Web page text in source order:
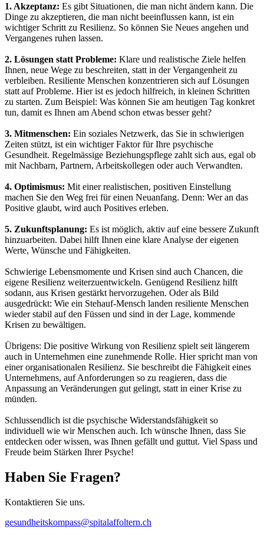
1. Akzeptanz: Es gibt Situationen, die man nicht ändern kann. Die
Dinge zu akzeptieren, die man nicht beeinflussen kann, ist ein
wichtiger Schritt zu Resilienz. So können Sie Neues angehen und
Vergangenes ruhen lassen.
2. Lösungen statt Probleme: Klare und realistische Ziele helfen
Ihnen, neue Wege zu beschreiten, statt in der Vergangenheit zu
verbleiben. Resiliente Menschen konzentrieren sich auf Lösungen
statt auf Probleme. Hier ist es jedoch hilfreich, in kleinen Schritten
zu starten. Zum Beispiel: Was können Sie am heutigen Tag konkret
tun, damit es Ihnen am Abend schon etwas besser geht?
3. Mitmenschen: Ein soziales Netzwerk, das Sie in schwierigen
Zeiten stützt, ist ein wichtiger Faktor für Ihre psychische
Gesundheit. Regelmässige Beziehungspflege zahlt sich aus, egal ob
mit Nachbarn, Partnern, Arbeitskollegen oder auch Verwandten.
4. Optimismus: Mit einer realistischen, positiven Einstellung
machen Sie den Weg frei für einen Neuanfang. Denn: Wer an das
Positive glaubt, wird auch Positives erleben.
5. Zukunftsplanung: Es ist möglich, aktiv auf eine bessere Zukunft
hinzuarbeiten. Dabei hilft Ihnen eine klare Analyse der eigenen
Werte, Wünsche und Fähigkeiten.
Schwierige Lebensmomente und Krisen sind auch Chancen, die
eigene Resilienz weiterzuentwickeln. Genügend Resilienz hilft
sodann, aus Krisen gestärkt hervorzugehen. Oder als Bild
ausgedrückt: Wie ein Stehauf-Mensch landen resiliente Menschen
wieder stabil auf den Füssen und sind in der Lage, kommende
Krisen zu bewältigen.
Übrigens: Die positive Wirkung von Resilienz spielt seit längerem
auch in Unternehmen eine zunehmende Rolle. Hier spricht man von
einer organisationalen Resilienz. Sie beschreibt die Fähigkeit eines
Unternehmens, auf Anforderungen so zu reagieren, dass die
Anpassung an Veränderungen gut gelingt, statt in einer Krise zu
münden.
Schlussendlich ist die psychische Widerstandsfähigkeit so
individuell wie wir Menschen auch. Ich wünsche Ihnen, dass Sie
entdecken oder wissen, was Ihnen gefällt und guttut. Viel Spass und
Freude beim Stärken Ihrer Psyche!
Haben Sie Fragen?
Kontaktieren Sie uns.
gesundheitskompass@spitalaffoltern.ch